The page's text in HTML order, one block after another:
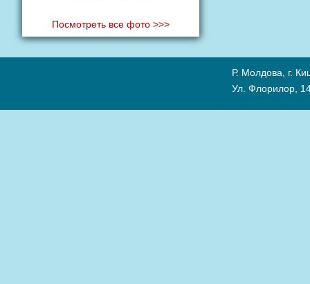
Посмотреть все фото >>>
Р. Молдова, г.
Ул. Флорилор,